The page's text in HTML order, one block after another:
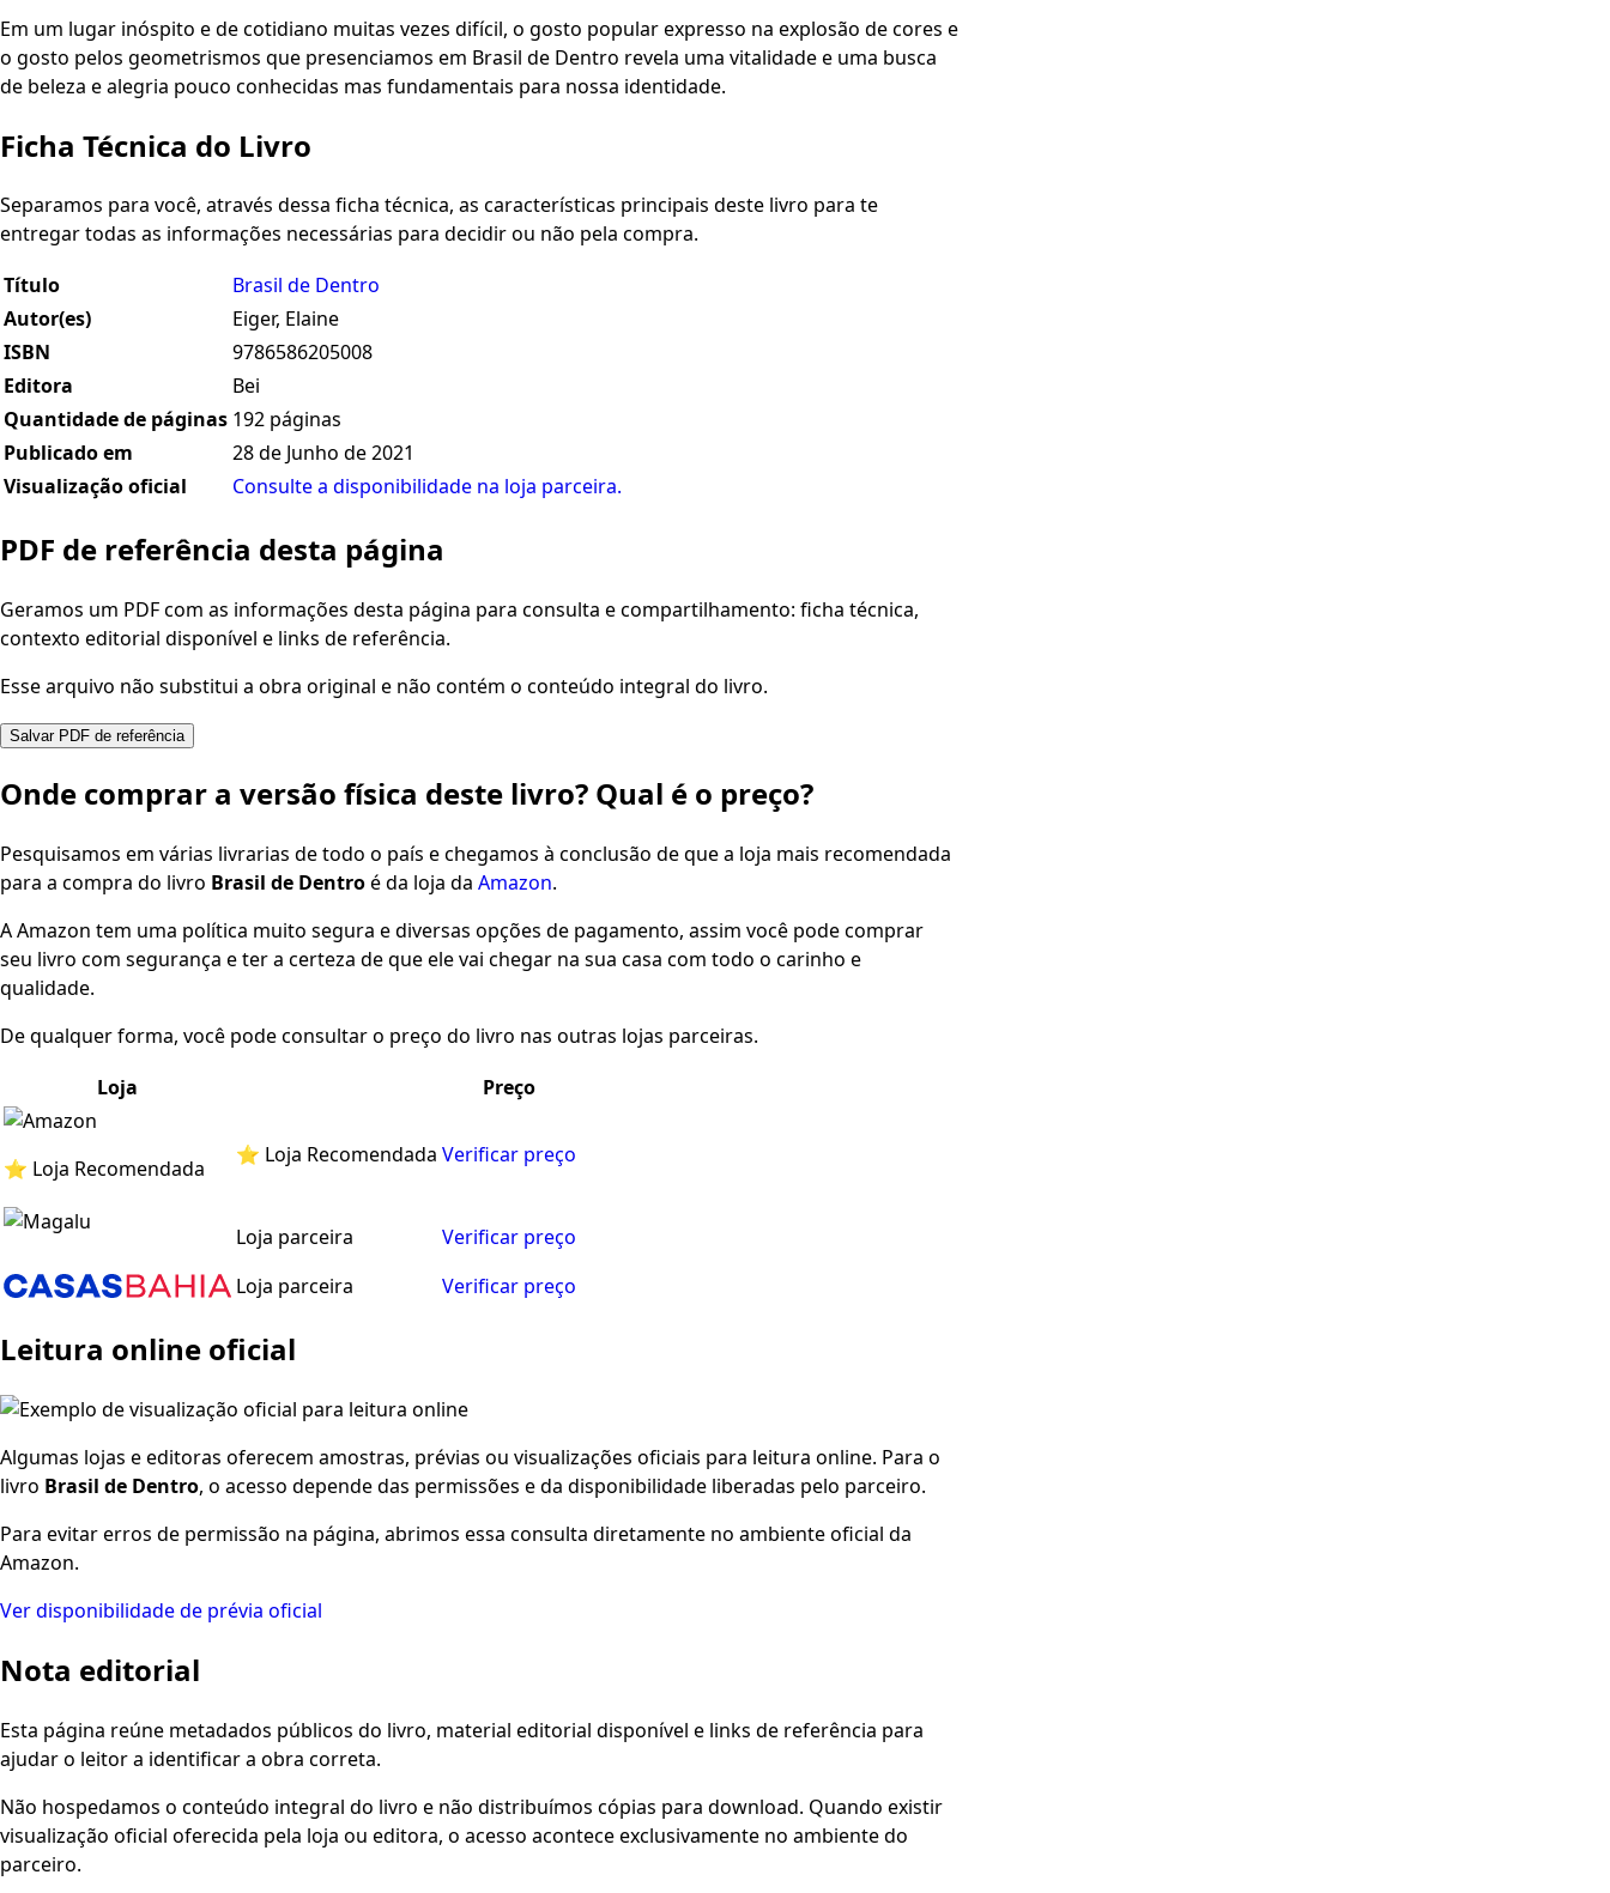
Em um lugar inóspito e de cotidiano muitas vezes difícil, o gosto popular expresso na explosão de cores e
o gosto pelos geometrismos que presenciamos em Brasil de Dentro revela uma vitalidade e uma busca
de beleza e alegria pouco conhecidas mas fundamentais para nossa identidade.
Ficha Técnica do Livro
Separamos para você, através dessa ficha técnica, as características principais deste livro para te
entregar todas as informações necessárias para decidir ou não pela compra.
Título
Brasil de Dentro
Autor(es)
Eiger, Elaine
ISBN
9786586205008
Editora
Bei
Quantidade de páginas 192 páginas
Publicado em
28 de Junho de 2021
Visualização oficial
Consulte a disponibilidade na loja parceira.
PDF de referência desta página
Geramos um PDF com as informações desta página para consulta e compartilhamento: ficha técnica,
contexto editorial disponível e links de referência.
Esse arquivo não substitui a obra original e não contém o conteúdo integral do livro.
Salvar PDF de referência
Onde comprar a versão física deste livro? Qual é o preço?
Pesquisamos em várias livrarias de todo o país e chegamos à conclusão de que a loja mais recomendada
para a compra do livro Brasil de Dentroé da loja da Amazon.
A Amazon tem uma política muito segura e diversas opções de pagamento, assim você pode comprar
seu livro com segurança e ter a certeza de que ele vai chegar na sua casa com todo o carinho e
qualidade.
De qualquer forma, você pode consultar o preço do livro nas outras lojas parceiras.
Loja
Preço
⭐ Loja Recomendada
⭐ Loja Recomendada Verificar preço
Loja parceira
Verificar preço
Loja parceira
Verificar preço
Leitura online oficial
Algumas lojas e editoras oferecem amostras, prévias ou visualizações oficiais para leitura online. Para o
livro Brasil de Dentro, o acesso depende das permissões e da disponibilidade liberadas pelo parceiro.
Para evitar erros de permissão na página, abrimos essa consulta diretamente no ambiente oficial da
Amazon.
Ver disponibilidade de prévia oficial
Nota editorial
Esta página reúne metadados públicos do livro, material editorial disponível e links de referência para
ajudar o leitor a identificar a obra correta.
Não hospedamos o conteúdo integral do livro e não distribuímos cópias para download. Quando existir
visualização oficial oferecida pela loja ou editora, o acesso acontece exclusivamente no ambiente do
parceiro.